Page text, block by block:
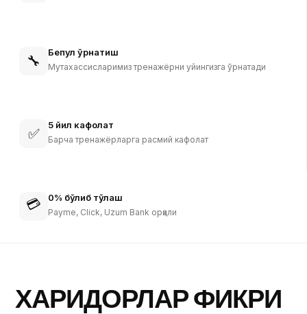
🔧
Бепул ўрнатиш
Мутахассисларимиз тренажёрни уйингизга ўрнатади
✅
5 йил кафолат
Барча тренажёрларга расмий кафолат
💳 0% бўлиб тўлаш
Payme, Click, Uzum Bank орқали
ХАРИДОРЛАР ФИКРИ